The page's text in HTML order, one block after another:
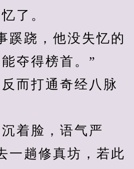
了。
跷，他没失忆的
夺得榜首。”
打通奇经八脉
脸，语气严
一趟修真坊，若此